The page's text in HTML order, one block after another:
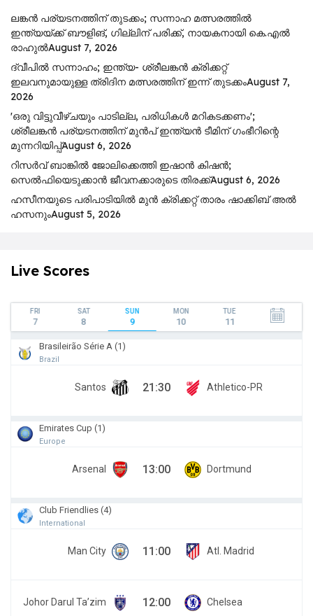
ലങ്കൻ പര്യടനത്തിന് തുടക്കം; സന്നാഹ മത്സരത്തിൽ
ഇന്ത്യയ്ക്ക് ബൗളിങ്, ഗില്ലിന് പരിക്ക്, നായകനായി കെ.എൽ
രാഹുൽAugust 7, 2026
ദ്വീപിൽ സന്നാഹം; ഇന്ത്യ- ശ്രീലങ്കൻ ക്രിക്കറ്റ്
ഇലവനുമായുള്ള ത്രിദിന മത്സരത്തിന് ഇന്ന് തുടക്കംAugust 7,
2026
'ഒരു വിട്ടുവീഴ്ചയും പാടില്ല, പരിധികൾ മറികടക്കണം';
ശ്രീലങ്കൻ പര്യടനത്തിന് മുൻപ് ഇന്ത്യൻ ടീമിന് ഗംഭീറിന്റെ
മുന്നറിയിപ്പ്August 6, 2026
റിസര്‍വ് ബാങ്കിൽ ജോലിക്കെത്തി ഇഷാന്‍ കിഷന്‍;
സെൽഫിയെടുക്കാൻ ജീവനക്കാരുടെ തിരക്ക്August 6, 2026
ഹസീനയുടെ പരിപാടിയിൽ മുൻ ക്രിക്കറ്റ് താരം ഷാക്കിബ് അൽ
ഹസനുംAugust 5, 2026
Live Scores
FRI
7
SAT
8
SUN
9
MON
10
TUE
11
Brasileirão Série A (1)
Brazil
Santos 21:30 Athletico-PR
Emirates Cup (1)
Europe
Arsenal 13:00 Dortmund
Club Friendlies (4)
International
Man City 11:00 Atl. Madrid
Johor Darul Ta’zim 12:00 Chelsea